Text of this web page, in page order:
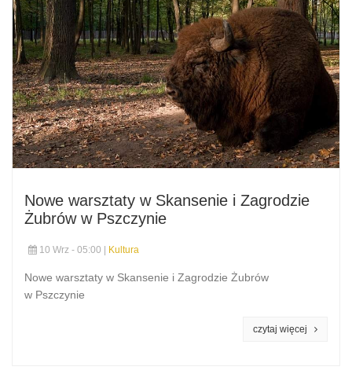
Nowe warsztaty w Skansenie i Zagrodzie
Żubrów w Pszczynie
10 Wrz - 05:00 | Kultura
Nowe warsztaty w Skansenie i Zagrodzie Żubrów
w Pszczynie